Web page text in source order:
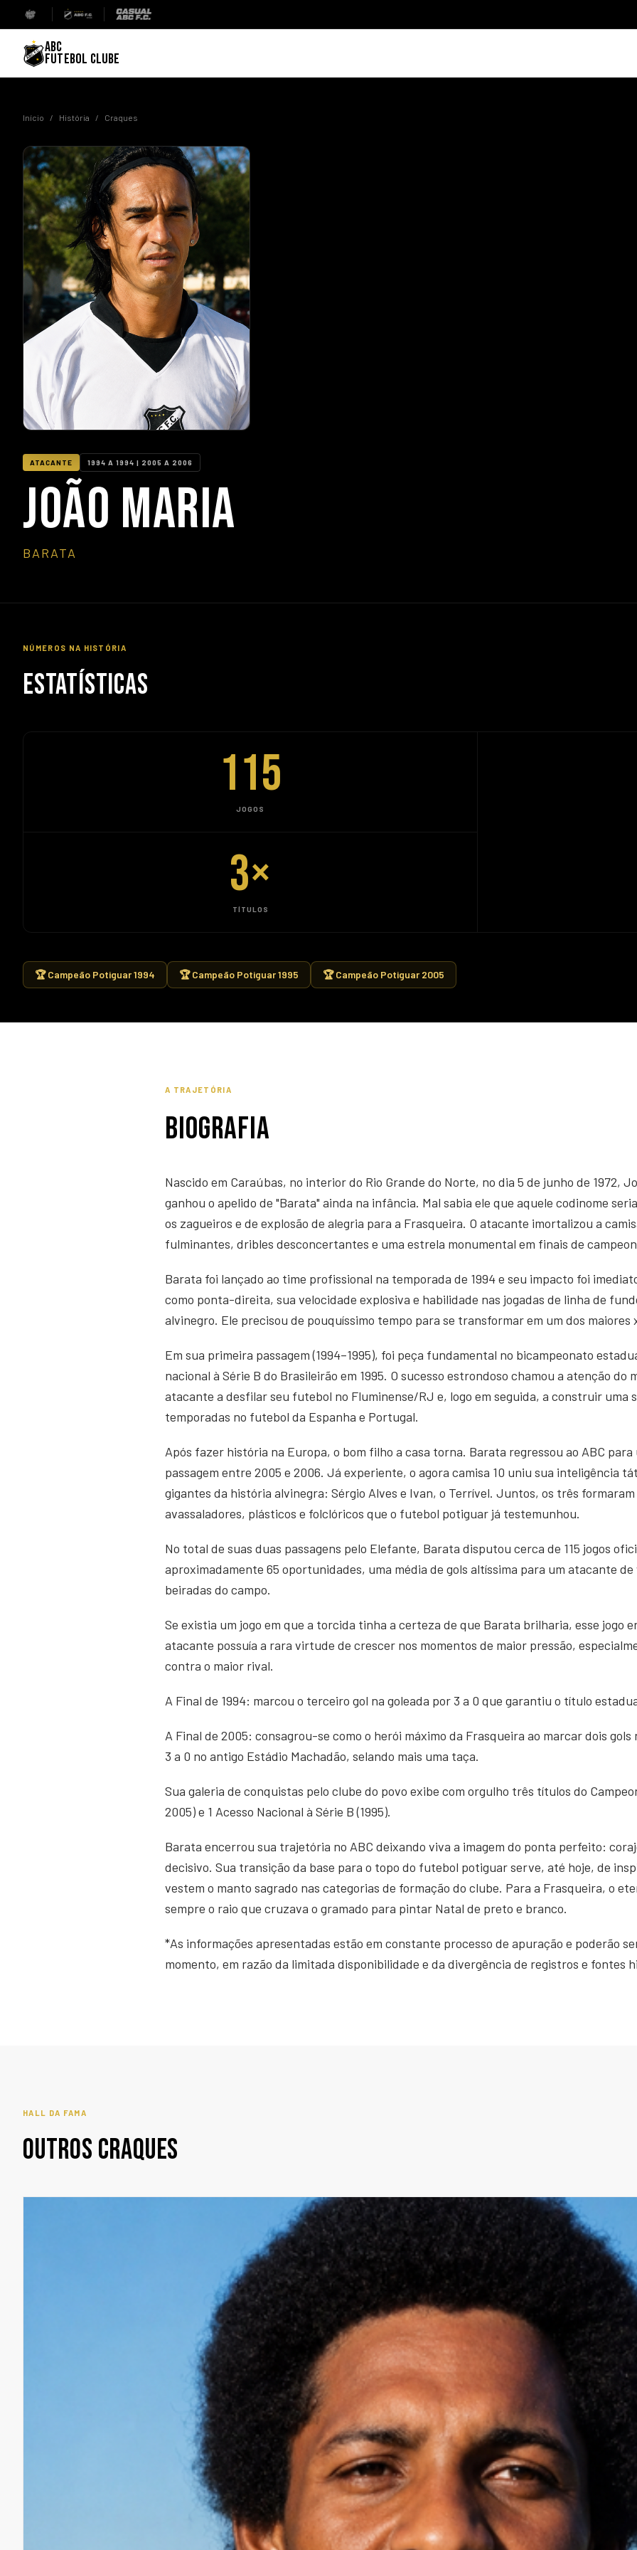
ABC
FUTEBOL CLUBE
Início / História / Craques
ATACANTE 1994 A 1994 | 2005 A 2006
JOÃO MARIA
BARATA
NÚMEROS NA HISTÓRIA
ESTATÍSTICAS
115
JOGOS
3×
TÍTULOS
🏆 Campeão Potiguar 1994 🏆 Campeão Potiguar 1995 🏆 Campeão Potiguar 2005
A TRAJETÓRIA
BIOGRAFIA
Nascido em Caraúbas, no interior do Rio Grande do Norte, no dia 5 de junho de 1972,
ganhou o apelido de "Barata" ainda na infância. Mal sabia ele que aquele codinome
os zagueiros e de explosão de alegria para a Frasqueira. O atacante imortalizou a
fulminantes, dribles desconcertantes e uma estrela monumental em finais de
Barata foi lançado ao time profissional na temporada de 1994 e seu impacto foi
como ponta-direita, sua velocidade explosiva e habilidade nas jogadas de linha de
alvinegro. Ele precisou de pouquíssimo tempo para se transformar em um dos maiores
Em sua primeira passagem (1994–1995), foi peça fundamental no bicampeonato
nacional à Série B do Brasileirão em 1995. O sucesso estrondoso chamou a atenção do
atacante a desfilar seu futebol no Fluminense/RJ e, logo em seguida, a construir uma
temporadas no futebol da Espanha e Portugal.
Após fazer história na Europa, o bom filho a casa torna. Barata regressou ao ABC
passagem entre 2005 e 2006. Já experiente, o agora camisa 10 uniu sua inteligência
gigantes da história alvinegra: Sérgio Alves e Ivan, o Terrível. Juntos, os três
avassaladores, plásticos e folclóricos que o futebol potiguar já testemunhou.
No total de suas duas passagens pelo Elefante, Barata disputou cerca de 115 jogos
aproximadamente 65 oportunidades, uma média de gols altíssima para um atacante
beiradas do campo.
Se existia um jogo em que a torcida tinha a certeza de que Barata brilharia, esse jogo
atacante possuía a rara virtude de crescer nos momentos de maior pressão,
contra o maior rival.
A Final de 1994: marcou o terceiro gol na goleada por 3 a 0 que garantiu o título
A Final de 2005: consagrou-se como o herói máximo da Frasqueira ao marcar dois
3 a 0 no antigo Estádio Machadão, selando mais uma taça.
Sua galeria de conquistas pelo clube do povo exibe com orgulho três títulos do
2005) e 1 Acesso Nacional à Série B (1995).
Barata encerrou sua trajetória no ABC deixando viva a imagem do ponta perfeito:
decisivo. Sua transição da base para o topo do futebol potiguar serve, até hoje, de
vestem o manto sagrado nas categorias de formação do clube. Para a Frasqueira, o
sempre o raio que cruzava o gramado para pintar Natal de preto e branco.
*As informações apresentadas estão em constante processo de apuração e poderão
momento, em razão da limitada disponibilidade e da divergência de registros e fontes
HALL DA FAMA
OUTROS CRAQUES